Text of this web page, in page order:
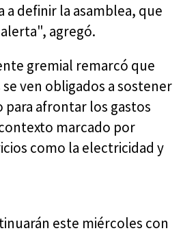
a definir la asamblea, que
agregó.
gremial remarcó que
ven obligados a sostener
para afrontar los gastos
marcado por
como la electricidad y
este miércoles con